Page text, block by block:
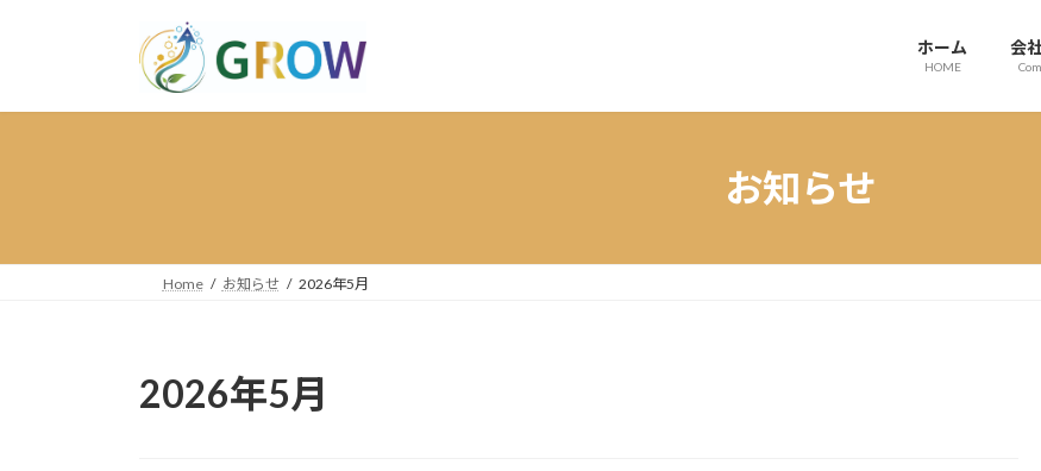
プ
動
ホーム
HOME
会
お知らせ
Home お知らせ 2026年5月
2026年5月